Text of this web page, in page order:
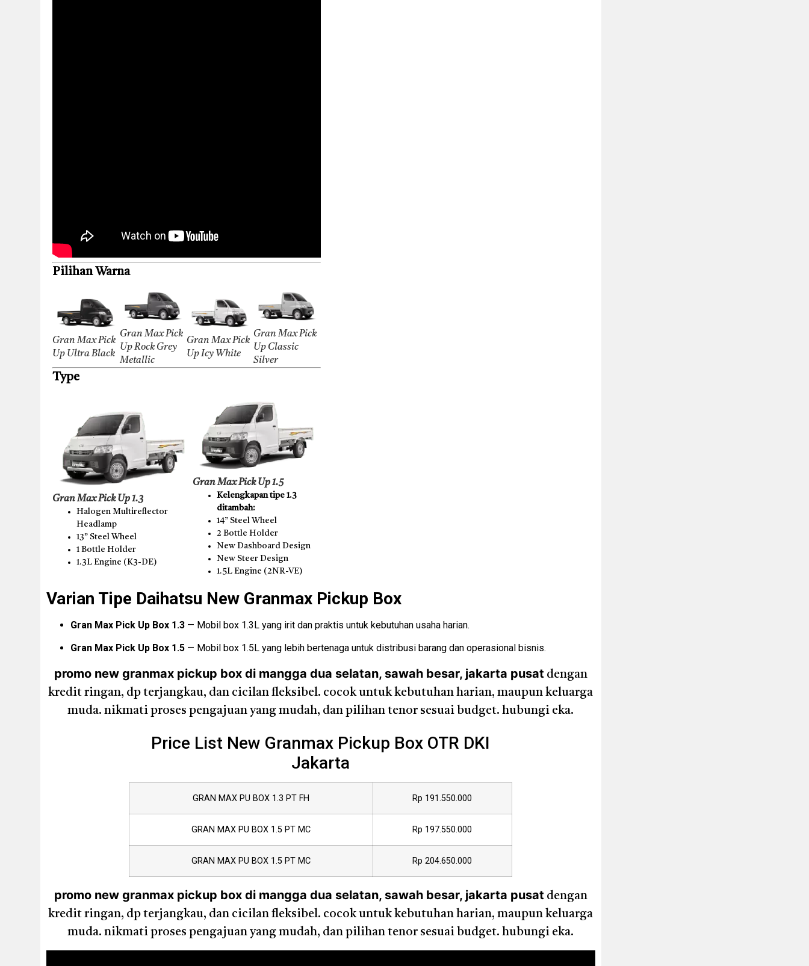
Pilihan Warna
Gran Max Pick
Up Ultra Black
Gran Max Pick
Up Rock Grey
Metallic
Gran Max Pick
Up Icy White
Gran Max Pick
Up Classic
Silver
Type
Gran Max Pick Up 1.3
Halogen Multireflector
Headlamp
13” Steel Wheel
1 Bottle Holder
1.3L Engine (K3-DE)
Gran Max Pick Up 1.5
Kelengkapan tipe 1.3
ditambah:
14” Steel Wheel
2 Bottle Holder
New Dashboard Design
New Steer Design
1.5L Engine (2NR-VE)
Varian Tipe Daihatsu New Granmax Pickup Box
Gran Max Pick Up Box 1.3 — Mobil box 1.3L yang irit dan praktis untuk kebutuhan usaha harian.
Gran Max Pick Up Box 1.5 — Mobil box 1.5L yang lebih bertenaga untuk distribusi barang dan operasional bisnis.
promo new granmax pickup box di mangga dua selatan, sawah besar, jakarta pusat dengan
kredit ringan, dp terjangkau, dan cicilan fleksibel. cocok untuk kebutuhan harian, maupun keluarga
muda. nikmati proses pengajuan yang mudah, dan pilihan tenor sesuai budget. hubungi eka.
Price List New Granmax Pickup Box OTR DKI
Jakarta
GRAN MAX PU BOX 1.3 PT FH Rp 191.550.000
GRAN MAX PU BOX 1.5 PT MC Rp 197.550.000
GRAN MAX PU BOX 1.5 PT MC Rp 204.650.000
promo new granmax pickup box di mangga dua selatan, sawah besar, jakarta pusat dengan
kredit ringan, dp terjangkau, dan cicilan fleksibel. cocok untuk kebutuhan harian, maupun keluarga
muda. nikmati proses pengajuan yang mudah, dan pilihan tenor sesuai budget. hubungi eka.